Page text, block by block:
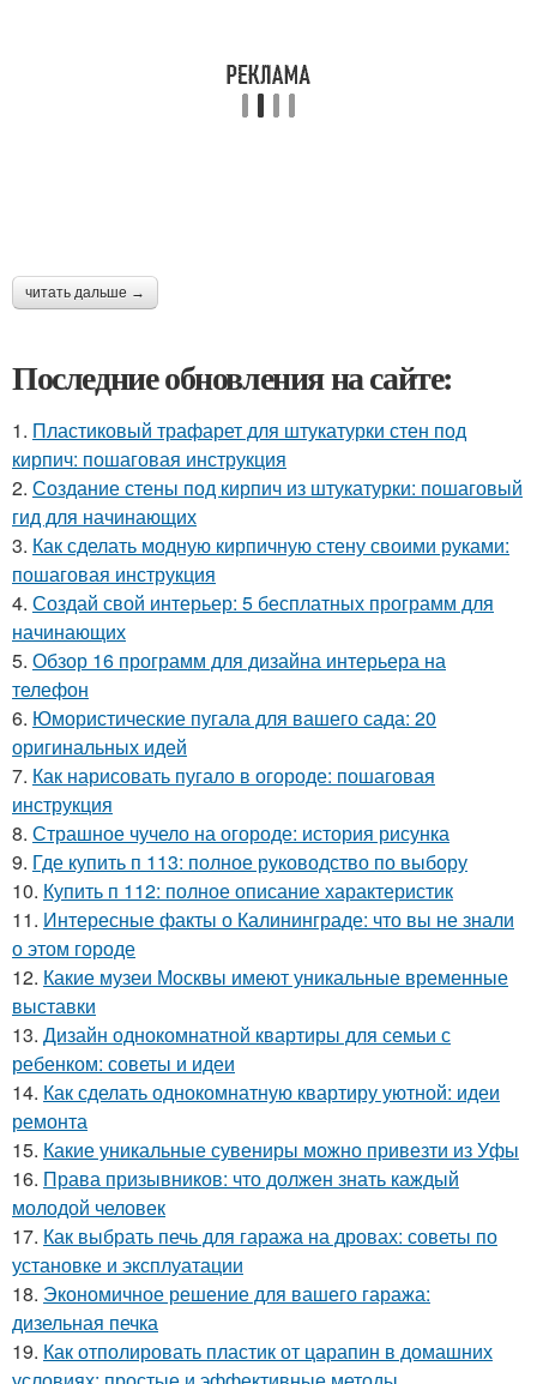
читать дальше →
Последние обновления на сайте:
1. Пластиковый трафарет для штукатурки стен под
кирпич: пошаговая инструкция
2. Создание стены под кирпич из штукатурки: пошаговый
гид для начинающих
3. Как сделать модную кирпичную стену своими руками:
пошаговая инструкция
4. Создай свой интерьер: 5 бесплатных программ для
начинающих
5. Обзор 16 программ для дизайна интерьера на
телефон
6. Юмористические пугала для вашего сада: 20
оригинальных идей
7. Как нарисовать пугало в огороде: пошаговая
инструкция
8. Страшное чучело на огороде: история рисунка
9. Где купить п 113: полное руководство по выбору
10. Купить п 112: полное описание характеристик
11. Интересные факты о Калининграде: что вы не знали
о этом городе
12. Какие музеи Москвы имеют уникальные временные
выставки
13. Дизайн однокомнатной квартиры для семьи с
ребенком: советы и идеи
14. Как сделать однокомнатную квартиру уютной: идеи
ремонта
15. Какие уникальные сувениры можно привезти из Уфы
16. Права призывников: что должен знать каждый
молодой человек
17. Как выбрать печь для гаража на дровах: советы по
установке и эксплуатации
18. Экономичное решение для вашего гаража:
дизельная печка
19. Как отполировать пластик от царапин в домашних